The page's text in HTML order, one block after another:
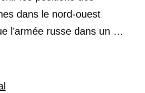
dans le nord-ouest
l’armée russe dans un …